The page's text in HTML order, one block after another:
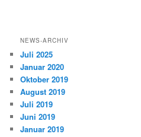
NEWS-ARCHIV
Juli 2025
Januar 2020
Oktober 2019
August 2019
Juli 2019
Juni 2019
Januar 2019